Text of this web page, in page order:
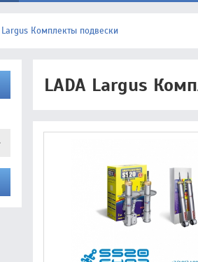
Largus Комплекты подвески
LADA Largus